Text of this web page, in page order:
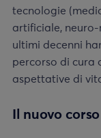
tecnologie
artificiale,
ultimi decenni
percorso di cura
aspettative di
Il nuovo